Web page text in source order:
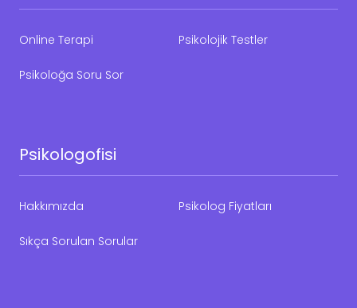
Online Terapi Psikolojik Testler
Psikoloğa Soru Sor
Psikologofisi
Hakkımızda Psikolog Fiyatları
Sıkça Sorulan Sorular